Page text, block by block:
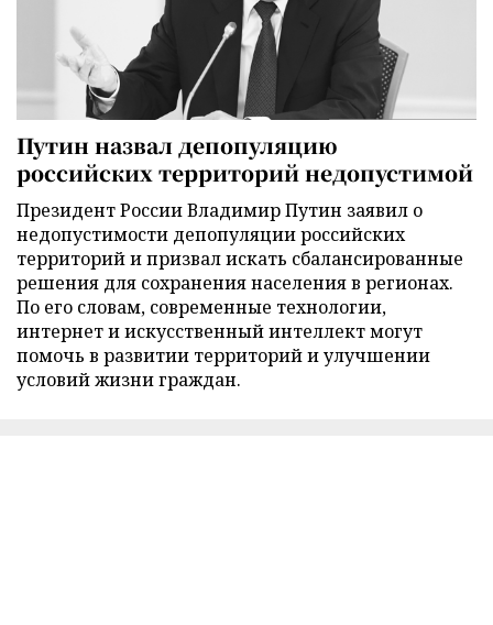
Путин назвал депопуляцию
российских территорий недопустимой
Президент России Владимир Путин заявил о
недопустимости депопуляции российских
территорий и призвал искать сбалансированные
решения для сохранения населения в регионах.
По его словам, современные технологии,
интернет и искусственный интеллект могут
помочь в развитии территорий и улучшении
условий жизни граждан.